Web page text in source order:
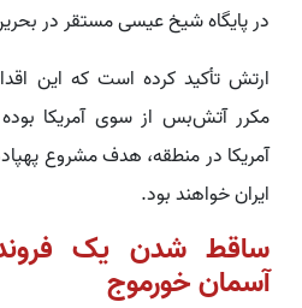
در پایگاه شیخ عیسی مستقر در
ارتش تأکید کرده است که این
مکرر آتش‌بس از سوی آمریکا بوده
آمریکا در منطقه، هدف مشروع
ایران خواهند بود.
آسمان خورموج